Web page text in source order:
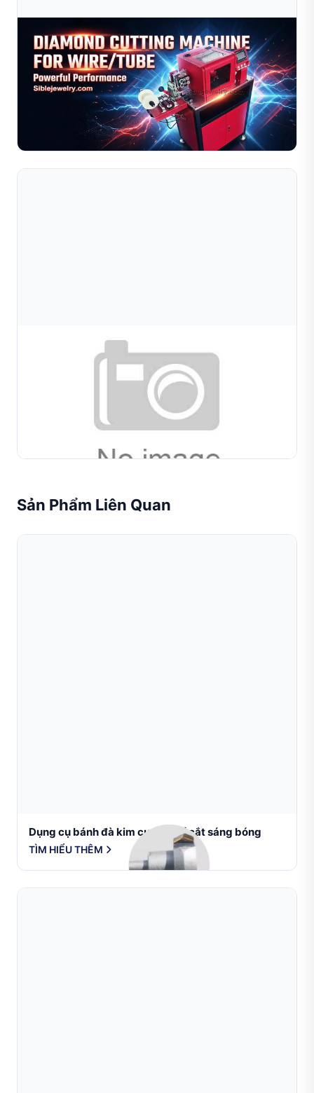
Jul 09, 2026
Máy Kéo Dây Sible Dùng Trong Sản Xuất Trang
Sức
Khám phá lý do tại sao máy kéo dây Sible được các nhà
sản xuất trang sức trên toàn thế giới tin dùng. Tìm hiểu
các giải pháp ổn định, hiệu quả và tiết kiệm chi ...
Đọc toàn bộ bài viết
Máy Tạo Hình Dây Và Ống Cho Sản Xuất Trang
Sức: Ứng Dụng, Kỹ Thuật Và Hướng Dẫn
So sánh máy tạo hình dây và máy tạo hình ống cho sản
xuất trang sức. Tìm hiểu ứng dụng, cân nhắc vật liệu, tùy
chọn mẫu và cách lựa chọn máy phù hợp.
Sản Phẩm Liên Quan
Dụng cụ bánh đà kim cương để cắt sáng bóng
TÌM HIỂU THÊM